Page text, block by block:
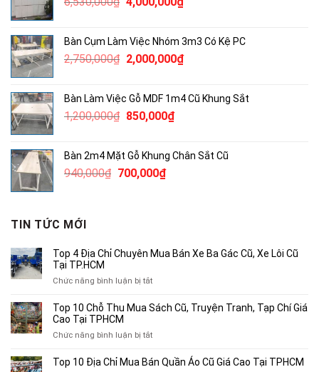
1,400,000₫.
6,530,000₫.là:
4,000,000₫.
Bàn Cụm Làm Việc Nhóm 3m3 Có Kệ PC
2,750,000₫ Giá
2,750,000₫.
2,000,000₫Giá
là:
Bàn Làm Việc Gỗ MDF 1m4 Cũ Khung Sắt
1,200,000₫ Giá
1,200,000₫.
850,000₫Giá
là:
Bàn 2m4 Mặt Gỗ Khung Chân Sắt Cũ
940,000₫ Giá
700,000₫Giá
TIN TỨC MỚI
Top 4 Địa Chỉ Chuyên Mua Bán Xe Ba Gác Cũ, Xe Lôi Cũ
Tại TP.HCM
Chức năng bình luận bị tắtở
4
Bán
Top 10 Chỗ Thu Mua Sách Cũ, Truyện Tranh, Tạp Chí Giá
Cao Tại TPHCM
Chức năng bình luận bị tắtở
10
Top 10 Địa Chỉ Mua Bán Quần Áo Cũ Giá Cao Tại TPHCM